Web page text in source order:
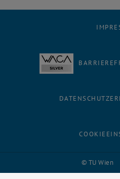
© TU Wien